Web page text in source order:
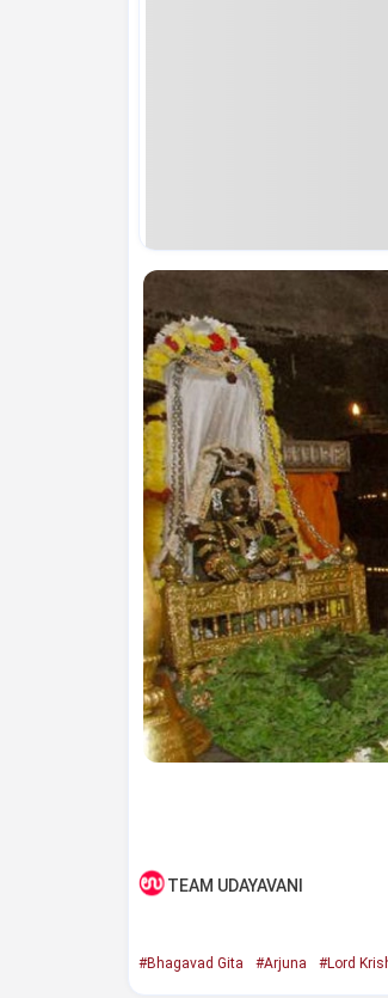
TEAM UDAYAVANI
#Bhagavad Gita #Arjuna #Lord